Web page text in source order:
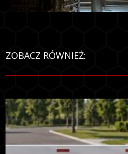
ZOBACZ RÓWNIEŻ: